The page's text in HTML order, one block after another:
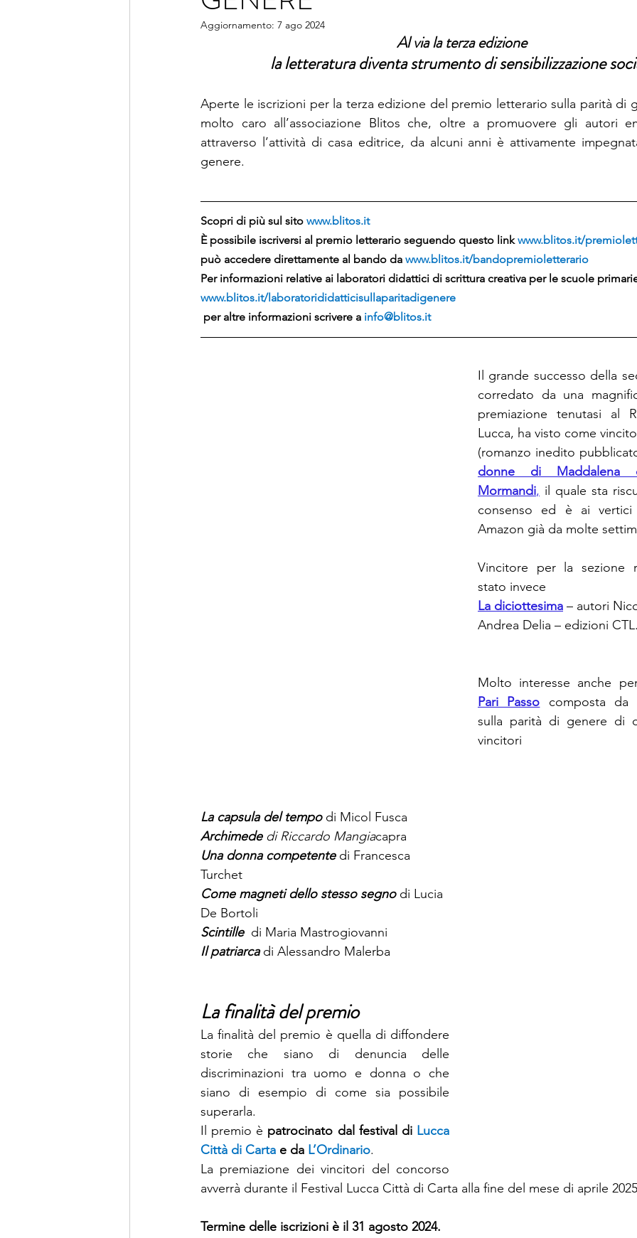
Aggiornamento: 7 ago 2024
Al via la terza edizione
la letteratura diventa strumento di sensibilizzazione
Aperte le iscrizioni per la terza edizione del premio letterario sulla parità di
molto caro all’associazione Blitos che, oltre a promuovere gli autori
attraverso l’attività di casa editrice, da alcuni anni è attivamente
genere.
Scopri di più sul sito www.blitos.it
È possibile iscriversi al premio letterario seguendo questo link www.blitos.it/
può accedere direttamente al bando da www.blitos.it/bandopremioletterario
Per informazioni relative ai laboratori didattici di scrittura creativa per le scuole
www.blitos.it/laboratorididatticisullaparitadigenere
per altre informazioni scrivere a info@blitos.it
Il grande successo della
corredato da una
premiazione tenutasi al
Lucca, ha visto come
(romanzo inedito
donne di Maddalena
Mormandi, il quale sta
consenso ed è ai vertici
Amazon già da molte
Vincitore per la sezione
stato invece
La diciottesima – autori
Andrea Delia – edizioni
Molto interesse anche
Pari Passo composta da
sulla parità di genere di
vincitori
La capsula del tempo di Micol Fusca
Archimede di Riccardo Mangiacapra
Una donna competente di Francesca
Turchet
Come magneti dello stesso segno di Lucia
De Bortoli
Scintille di Maria Mastrogiovanni
Il patriarca di Alessandro Malerba
La finalità del premio
La finalità del premio è quella di diffondere
storie che siano di denuncia delle
discriminazioni tra uomo e donna o che
siano di esempio di come sia possibile
superarla.
Il premio è patrocinato dal festival di Lucca
Città di Carta e da L’Ordinario.
La premiazione dei vincitori del concorso
avverrà durante il Festival Lucca Città di Carta alla fine del mese di aprile
Termine delle iscrizioni è il 31 agosto 2024.